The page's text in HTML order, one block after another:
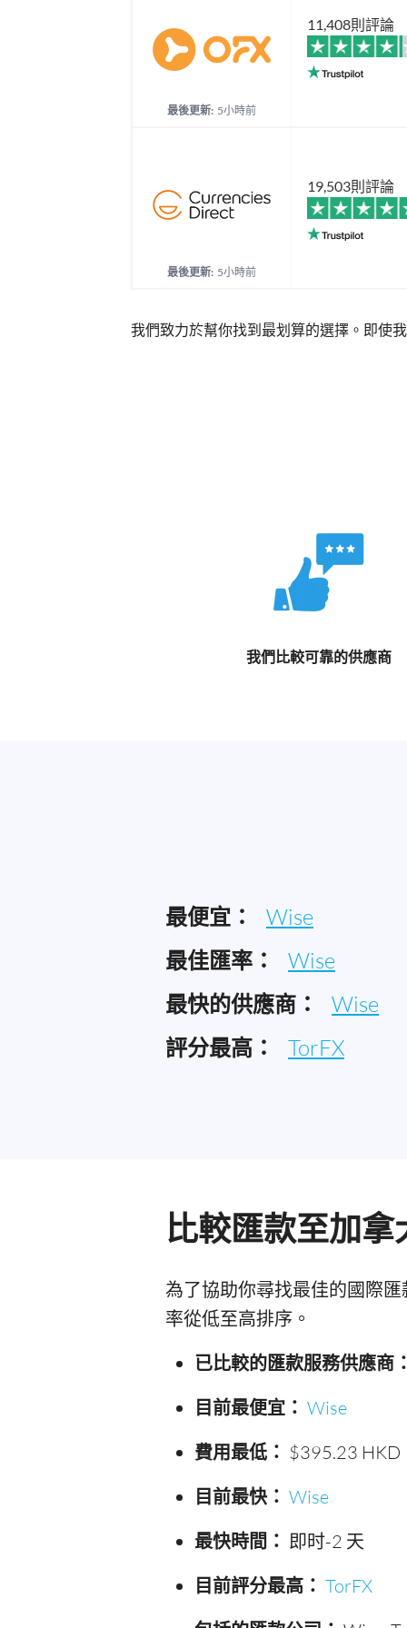
最後更新: 5小時前
11,408則評論
最後更新: 5小時前
19,503則評論
我們致力於幫你找到最划算的選擇。即使
我們比較可靠的供應商
最便宜： Wise
最佳匯率： Wise
最快的供應商： Wise
評分最高： TorFX
比較匯款至加
為了協助你尋找最佳的國際
率從低至高排序。
已比較的匯款服務供應商
目前最便宜： Wise
費用最低： $395.23 HKD
目前最快： Wise
最快時間： 即时-2 天
目前評分最高： TorFX